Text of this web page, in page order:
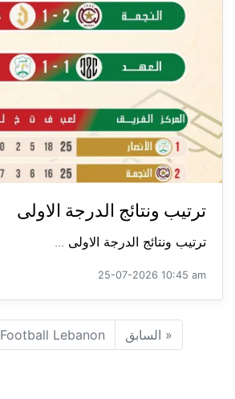
ترتيب ونتائج الدرجة الاولى
ترتيب ونتائج الدرجة الاولى ...
25-07-2026 10:45 am
« السابق Football Lebanon